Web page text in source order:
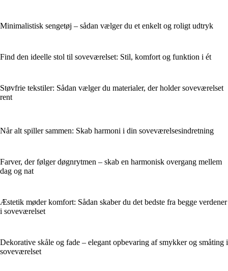
Minimalistisk sengetøj – sådan vælger du et enkelt og roligt udtryk
Find den ideelle stol til soveværelset: Stil, komfort og funktion i ét
Støvfrie tekstiler: Sådan vælger du materialer, der holder soveværelset
rent
Når alt spiller sammen: Skab harmoni i din soveværelsesindretning
Farver, der følger døgnrytmen – skab en harmonisk overgang mellem
dag og nat
Æstetik møder komfort: Sådan skaber du det bedste fra begge verdener
i soveværelset
Dekorative skåle og fade – elegant opbevaring af smykker og småting i
soveværelset